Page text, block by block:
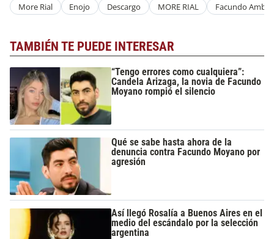
More Rial Enojo Descargo MORE RIAL Facundo
TAMBIÉN TE PUEDE INTERESAR
“Tengo errores como cualquiera”:
Candela Arizaga, la novia de Facundo
Moyano rompió el silencio
Qué se sabe hasta ahora de la
denuncia contra Facundo Moyano por
agresión
Así llegó Rosalía a Buenos Aires en el
medio del escándalo por la selección
argentina